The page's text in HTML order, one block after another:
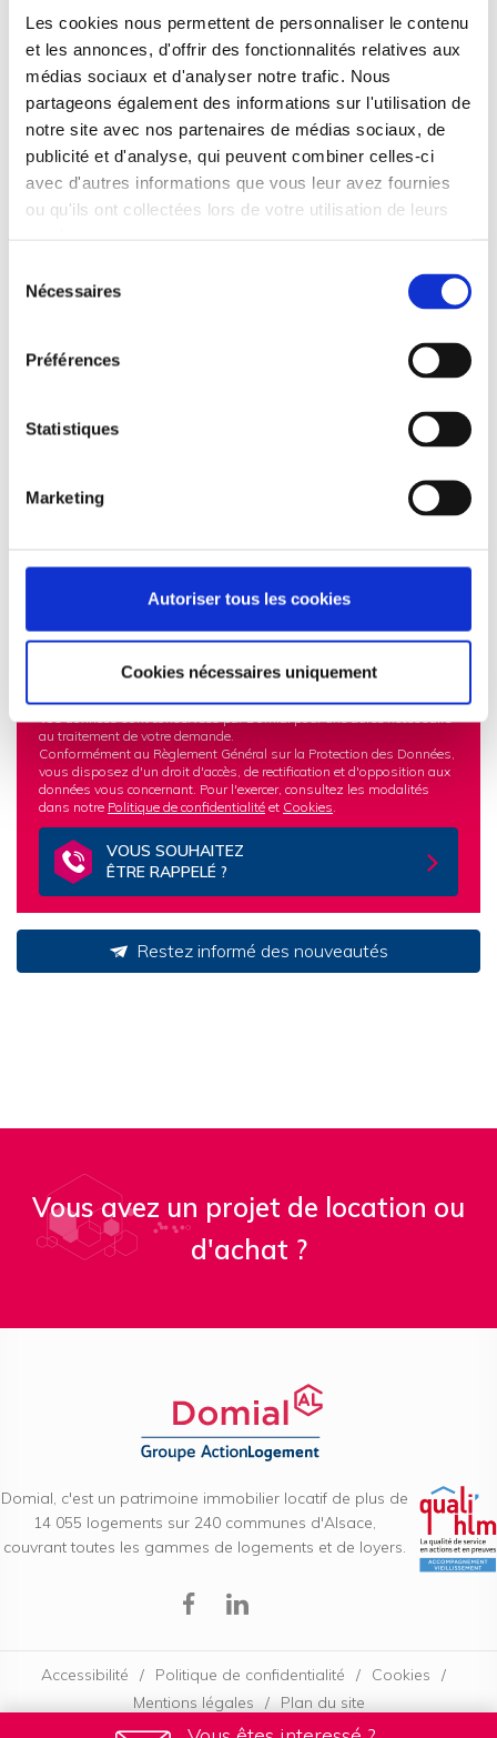
Les cookies nous permettent de personnaliser le contenu
et les annonces, d'offrir des fonctionnalités relatives aux
médias sociaux et d'analyser notre trafic. Nous
partageons également des informations sur l'utilisation de
notre site avec nos partenaires de médias sociaux, de
publicité et d'analyse, qui peuvent combiner celles-ci
avec d'autres informations que vous leur avez fournies
ou qu'ils ont collectées lors de votre utilisation de leurs
Nécessaires
Préférences
Statistiques
Marketing
Autoriser tous les cookies
Cookies nécessaires uniquement
Les informations recueillies à partir de ce formulaire sont transmises
aux équipes administratives de Domial dans le but d'apporter une
réponse à votre demande de logements à louer. Vos données
personnelles ne sont en aucun cas cédées ou vendues à des tiers.
Vos données sont conservées par Domial pour une durée nécessaire
au traitement de votre demande.
Conformément au Règlement Général sur la Protection des Données,
vous disposez d'un droit d'accès, de rectification et d'opposition aux
données vous concernant. Pour l'exercer, consultez les modalités
dans notre Politique de confidentialité et Cookies.
VOUS SOUHAITEZ
ÊTRE RAPPELÉ ?
Restez informé des nouveautés
Vous avez un projet de location ou
d'achat ?
Domial, c'est un patrimoine immobilier locatif de plus de
14 055 logements sur 240 communes d'Alsace,
couvrant toutes les gammes de logements et de loyers.
Accessibilité Politique de confidentialité
Cookies
Mentions légales
Plan du site